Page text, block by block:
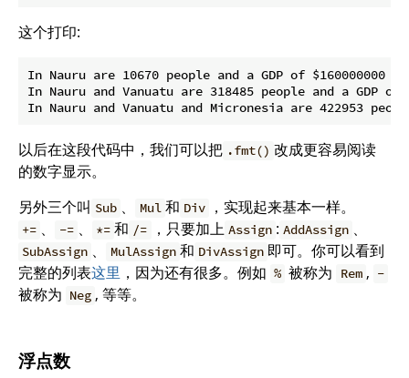
这个打印:
In Nauru are 10670 people and a GDP of $160000000
In Nauru and Vanuatu are 318485 people and a GDP of
以后在这段代码中，我们可以把 .fmt() 改成更容易阅读
的数字显示。
另外三个叫 Sub 、 Mul 和 Div ，实现起来基本一样。
+= 、 -= 、 *= 和 /= ，只要加上 Assign : AddAssign 、
SubAssign 、 MulAssign 和 DivAssign 即可。你可以看到
完整的列表这里 ，因为还有很多。例如 % 被称为 Rem , -
被称为 Neg , 等等。
浮点数